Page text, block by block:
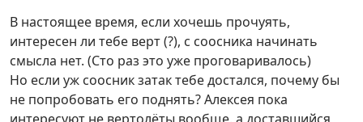
В настоящее время, если хочешь прочуять,
интересен ли тебе верт (?), с соосника начинать
смысла нет. (Сто раз это уже проговаривалось)
Но если уж соосник затак тебе достался, почему бы
не попробовать его поднять? Алексея пока